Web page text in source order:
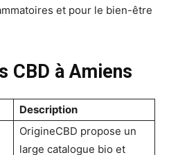
et pour le bien-être
CBD à Amiens
Description
OrigineCBD propose un
large catalogue bio et